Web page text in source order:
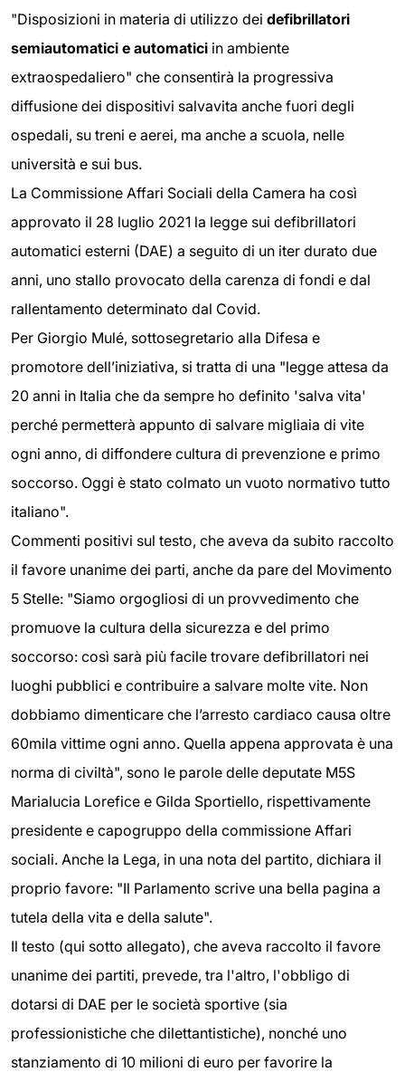
"Disposizioni in materia di utilizzo dei defibrillatori
semiautomatici e automatici in ambiente
extraospedaliero" che consentirà la progressiva
diffusione dei dispositivi salvavita anche fuori degli
ospedali, su treni e aerei, ma anche a scuola, nelle
università e sui bus.
La Commissione Affari Sociali della Camera ha così
approvato il 28 luglio 2021 la legge sui defibrillatori
automatici esterni (DAE) a seguito di un iter durato due
anni, uno stallo provocato della carenza di fondi e dal
rallentamento determinato dal Covid.
Per Giorgio Mulé, sottosegretario alla Difesa e
promotore dell’iniziativa, si tratta di una "legge attesa da
20 anni in Italia che da sempre ho definito 'salva vita'
perché permetterà appunto di salvare migliaia di vite
ogni anno, di diffondere cultura di prevenzione e primo
soccorso. Oggi è stato colmato un vuoto normativo tutto
italiano".
Commenti positivi sul testo, che aveva da subito raccolto
il favore unanime dei parti, anche da pare del Movimento
5 Stelle: "Siamo orgogliosi di un provvedimento che
promuove la cultura della sicurezza e del primo
soccorso: così sarà più facile trovare defibrillatori nei
luoghi pubblici e contribuire a salvare molte vite. Non
dobbiamo dimenticare che l’arresto cardiaco causa oltre
60mila vittime ogni anno. Quella appena approvata è una
norma di civiltà", sono le parole delle deputate M5S
Marialucia Lorefice e Gilda Sportiello, rispettivamente
presidente e capogruppo della commissione Affari
sociali. Anche la Lega, in una nota del partito, dichiara il
proprio favore: "Il Parlamento scrive una bella pagina a
tutela della vita e della salute".
Il testo (qui sotto allegato), che aveva raccolto il favore
unanime dei partiti, prevede, tra l'altro, l'obbligo di
dotarsi di DAE per le società sportive (sia
professionistiche che dilettantistiche), nonché uno
stanziamento di 10 milioni di euro per favorire la